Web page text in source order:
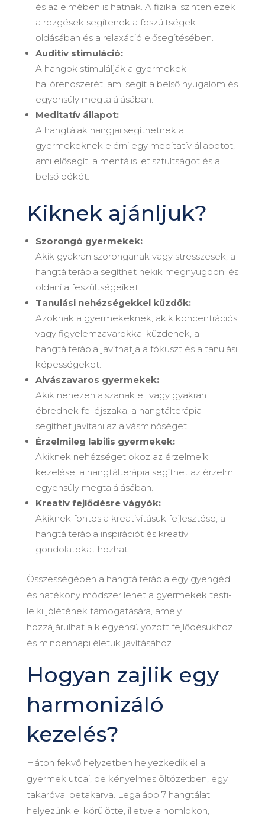
és az elmében is hatnak. A fizikai szinten ezek
a rezgések segítenek a feszültségek
oldásában és a relaxáció elősegítésében.
Auditív stimuláció:
A hangok stimulálják a gyermekek
hallórendszerét, ami segít a belső nyugalom és
egyensúly megtalálásában.
Meditatív állapot:
A hangtálak hangjai segíthetnek a
gyermekeknek elérni egy meditatív állapotot,
ami elősegíti a mentális letisztultságot és a
belső békét.
Kiknek ajánljuk?
Szorongó gyermekek:
Akik gyakran szoronganak vagy stresszesek, a
hangtálterápia segíthet nekik megnyugodni és
oldani a feszültségeiket.
Tanulási nehézségekkel küzdők:
Azoknak a gyermekeknek, akik koncentrációs
vagy figyelemzavarokkal küzdenek, a
hangtálterápia javíthatja a fókuszt és a tanulási
képességeket.
Alvászavaros gyermekek:
Akik nehezen alszanak el, vagy gyakran
ébrednek fel éjszaka, a hangtálterápia
segíthet javítani az alvásminőséget.
Érzelmileg labilis gyermekek:
Akiknek nehézséget okoz az érzelmeik
kezelése, a hangtálterápia segíthet az érzelmi
egyensúly megtalálásában.
Kreatív fejlődésre vágyók:
Akiknek fontos a kreativitásuk fejlesztése, a
hangtálterápia inspirációt és kreatív
gondolatokat hozhat.
Összességében a hangtálterápia egy gyengéd
és hatékony módszer lehet a gyermekek testi-
lelki jólétének támogatására, amely
hozzájárulhat a kiegyensúlyozott fejlődésükhöz
és mindennapi életük javításához.
Hogyan zajlik egy
harmonizáló
kezelés?
Háton fekvő helyzetben helyezkedik el a
gyermek utcai, de kényelmes öltözetben, egy
takaróval betakarva. Legalább 7 hangtálat
helyezünk el körülötte, illetve a homlokon,